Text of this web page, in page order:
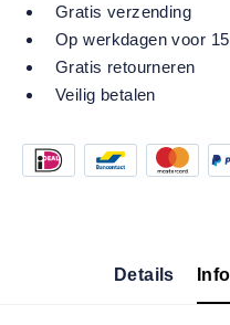
Gratis verzending
Op werkdagen voor
Gratis retourneren
Veilig betalen
Details